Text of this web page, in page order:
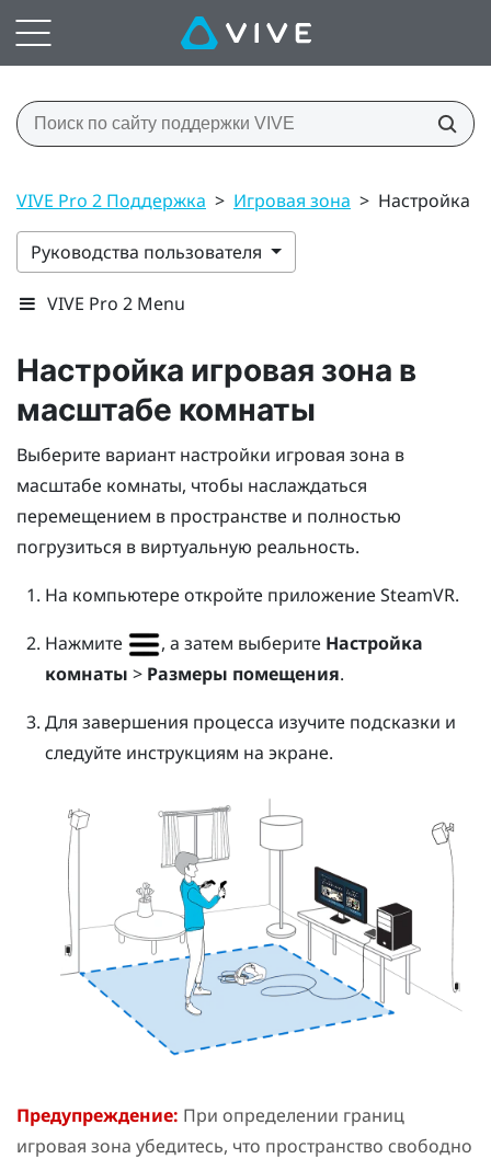
VIVE Pro 2 Поддержка > Игровая зона > Настройка
Руководства пользователя
VIVE Pro 2 Menu
Настройка игровая зона в
масштабе комнаты
Выберите вариант настройки игровая зона в
масштабе комнаты, чтобы наслаждаться
перемещением в пространстве и полностью
погрузиться в виртуальную реальность.
На компьютере откройте приложение SteamVR.
Нажмите
, а затем выберите Настройка
комнаты > Размеры помещения.
Для завершения процесса изучите подсказки и
следуйте инструкциям на экране.
Предупреждение: При определении границ
игровая зона убедитесь, что пространство свободно